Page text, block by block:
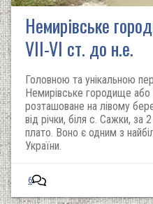
Немирівське
VII-VI ст. до н.е.
Головною та унікальною
Немирівське городище або
розташоване на лівому
від річки, біля с. Сажки, за
плато. Воно є одним з
України.
6